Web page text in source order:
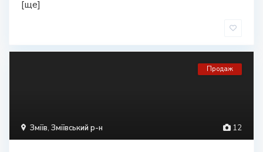
[ще]
12
Зміїв, Зміївський р-н
Продаж